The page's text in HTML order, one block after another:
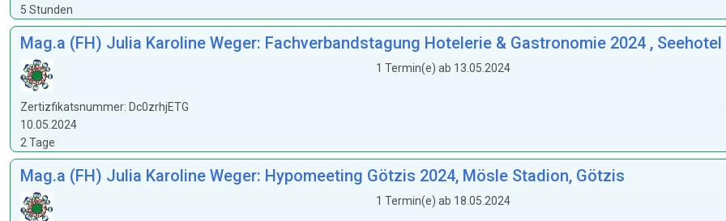
5 Stunden
Mag.a (FH) Julia Karoline Weger: Fachverbandstagung Hotelerie & Gastronomie 2024 ,
Zertizfikatsnummer: Dc0zrhjETG
10.05.2024
2 Tage
1 Termin(e) ab 13.05.2024
Mag.a (FH) Julia Karoline Weger: Hypomeeting Götzis 2024, Mösle Stadion, Götzis
1 Termin(e) ab 18.05.2024